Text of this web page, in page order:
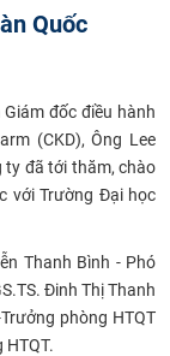
Quốc
đốc điều hành
(CKD), Ông Lee
ty đã tới thăm, chào
với Trường Đại học
Thanh Bình - Phó
Đinh Thị Thanh
phòng HTQT
HTQT.